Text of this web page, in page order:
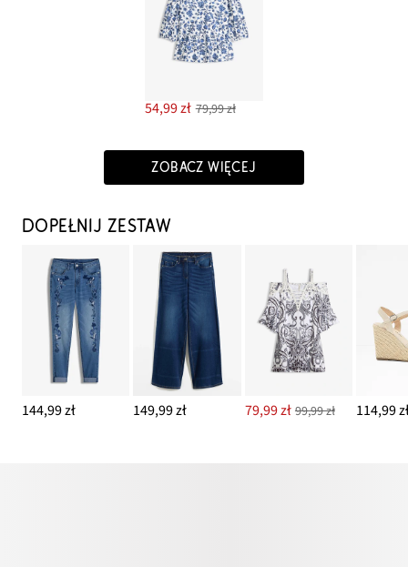
54,99 zł 79,99 zł
ZOBACZ WIĘCEJ
DOPEŁNIJ ZESTAW
144,99 zł 149,99 zł 79,99 zł 99,99 zł 114,99